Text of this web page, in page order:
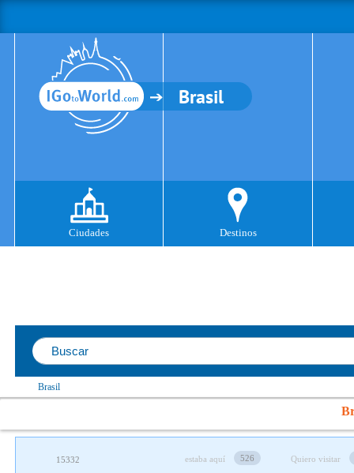
Brasil
Ciudades Destinos
Brasil
15332 estaba aquí 526 Quiero visitar